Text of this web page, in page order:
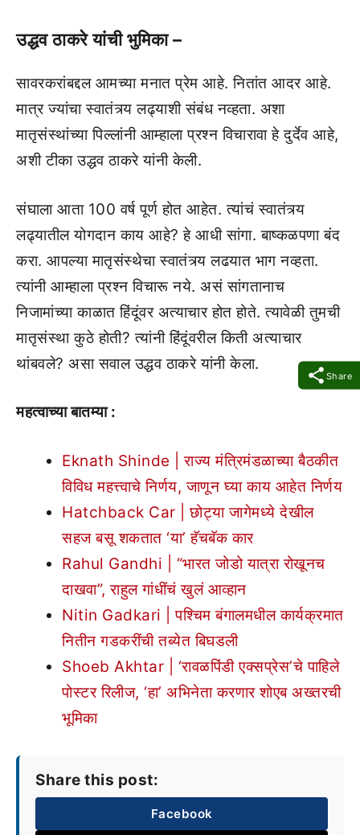
Share
उद्धव ठाकरे यांची भुमिका –
सावरकरांबद्दल आमच्या मनात प्रेम आहे. नितांत आदर आहे.
मात्र ज्यांचा स्वातंत्र्य लढ्याशी संबंध नव्हता. अशा
मातृसंस्थांच्या पिल्लांनी आम्हाला प्रश्न विचारावा हे दुर्देव आहे,
अशी टीका उद्धव ठाकरे यांनी केली.
संघाला आता 100 वर्ष पूर्ण होत आहेत. त्यांचं स्वातंत्र्य
लढ्यातील योगदान काय आहे? हे आधी सांगा. बाष्कळपणा बंद
करा. आपल्या मातृसंस्थेचा स्वातंत्र्य लढयात भाग नव्हता.
त्यांनी आम्हाला प्रश्न विचारू नये. असं सांगतानाच
निजामांच्या काळात हिंदूंवर अत्याचार होत होते. त्यावेळी तुमची
मातृसंस्था कुठे होती? त्यांनी हिंदूंवरील किती अत्याचार
थांबवले? असा सवाल उद्धव ठाकरे यांनी केला.
महत्वाच्या बातम्या :
Eknath Shinde | राज्य मंत्रिमंडळाच्या बैठकीत
विविध महत्त्वाचे निर्णय, जाणून घ्या काय आहेत निर्णय
Hatchback Car | छोट्या जागेमध्ये देखील
सहज बसू शकतात ‘या’ हॅचबॅक कार
Rahul Gandhi | “भारत जोडो यात्रा रोखूनच
दाखवा”, राहुल गांधींचं खुलं आव्हान
Nitin Gadkari | पश्चिम बंगालमधील कार्यक्रमात
नितीन गडकरींची तब्येत बिघडली
Shoeb Akhtar | ‘रावळपिंडी एक्सप्रेस’चे पाहिले
पोस्टर रिलीज, ‘हा’ अभिनेता करणार शोएब अख्तरची
भूमिका
Share this post:
Facebook